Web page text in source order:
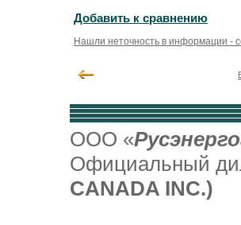
Добавить к сравнению
Нашли неточность в информации -
ООО «
Официальный
CANADA INC.)